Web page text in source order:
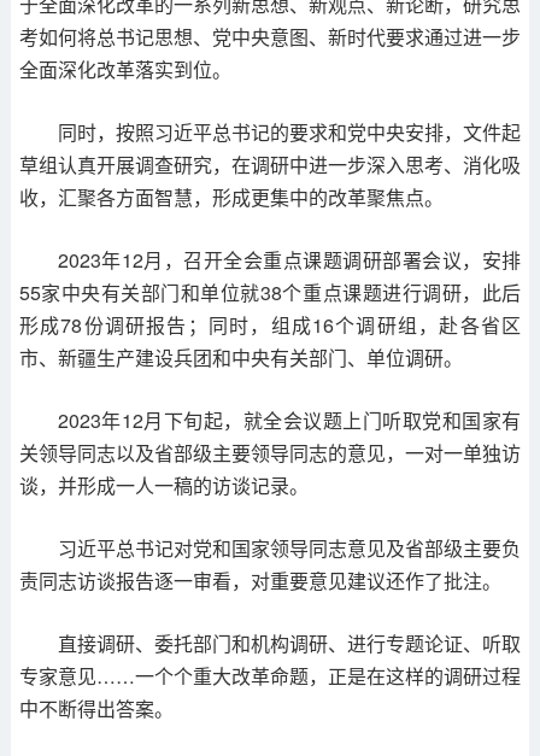
考如何将总书记思想、党中央意图、新时代要求通过进一步
全面深化改革落实到位。
同时，按照习近平总书记的要求和党中央安排，文件起
草组认真开展调查研究，在调研中进一步深入思考、消化吸
收，汇聚各方面智慧，形成更集中的改革聚焦点。
2023年12月，召开全会重点课题调研部署会议，安排
55家中央有关部门和单位就38个重点课题进行调研，此后
形成78份调研报告；同时，组成16个调研组，赴各省区
市、新疆生产建设兵团和中央有关部门、单位调研。
2023年12月下旬起，就全会议题上门听取党和国家有
关领导同志以及省部级主要领导同志的意见，一对一单独访
谈，并形成一人一稿的访谈记录。
习近平总书记对党和国家领导同志意见及省部级主要负
责同志访谈报告逐一审看，对重要意见建议还作了批注。
直接调研、委托部门和机构调研、进行专题论证、听取
专家意见……一个个重大改革命题，正是在这样的调研过程
中不断得出答案。